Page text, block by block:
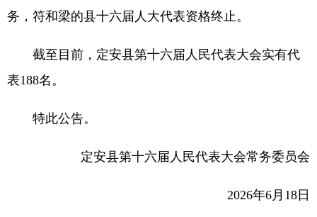
务，符和梁的县十六届人大代表资格终止。
截至目前，定安县第十六届人民代表大会实有代
表188名。
特此公告。
定安县第十六届人民代表大会常务委员会
2026年6月18日